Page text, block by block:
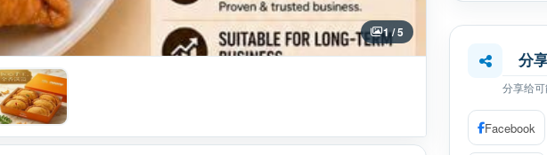
1 / 5
分
分享给
Facebook